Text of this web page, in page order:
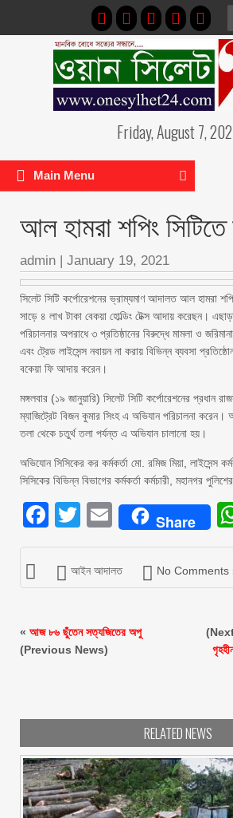
Friday, August 7,
Main Menu
আল হামরা শপিং
admin | January 19, 2021
সিলেট সিটি কর্পোরেশনের ভ্রাম্যমাণ আদালত আল হামরা
সাড়ে ৪ লাখ টাকা বেকয়া হোল্ডিং টেক্স আদায় করেছন।
পরিচালনার অপরাধে ৩ প্রতিষ্ঠানের বিরুদ্ধে মামলা ও
এবং ট্রেড লাইসেন্স নবায়ন না করায় বিভিন্ন ব্যবসা
বকেয়া ফি আদায় করেন।
মঙ্গলবার (১৯ জানুয়ারি) সিলেট সিটি কর্পোরেশনের প্রধান
ম্যাজিট্রেট বিজন কুমার সিংহ এ অভিযান পরিচালনা করেন।
তলা থেকে চতুর্থ তলা পর্যন্ত এ অভিযান চালানো হয়।
অভিযােন সিসিকের কর কর্মকর্তা মো. রমিজ মিয়া, লাইসেন্স
সিসিকের বিভিন্ন বিভাগের কর্মকর্তা কর্মচারী, মহানগর
Facebook
Twitter
EmailShare
আইন আদালত No Comments
« আজ ৮৬ ছুঁতেন সত্যজিতের অপু
(Previous News)
RELATED NEWS